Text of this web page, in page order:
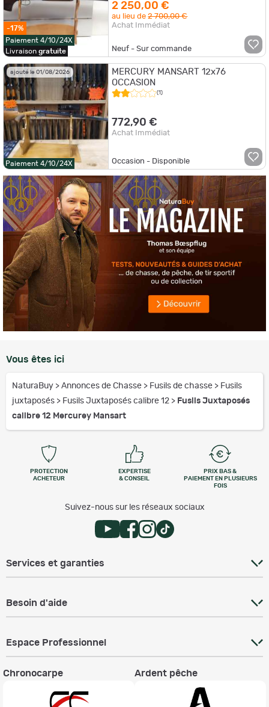
-17%
Paiement 4/10/24X
Livraison gratuite
2 250,00 €
au lieu de2 700,00 €
Achat Immédiat
Neuf - Sur commande
ajouté le 01/08/2026
Paiement 4/10/24X
MERCURY MANSART 12x76
OCCASION
(1)
772,90 €
Achat Immédiat
Occasion - Disponible
Vous êtes ici
NaturaBuy > Annonces de Chasse > Fusils de chasse > Fusils
juxtaposés > Fusils Juxtaposés calibre 12 > Fusils Juxtaposés
calibre 12 Mercurey Mansart
PROTECTION
ACHETEUR
EXPERTISE
& CONSEIL
PRIX BAS &
PAIEMENT EN PLUSIEURS
FOIS
Suivez-nous sur les réseaux sociaux
Services et garanties
Besoin d'aide
Espace Professionnel
Chronocarpe Ardent pêche